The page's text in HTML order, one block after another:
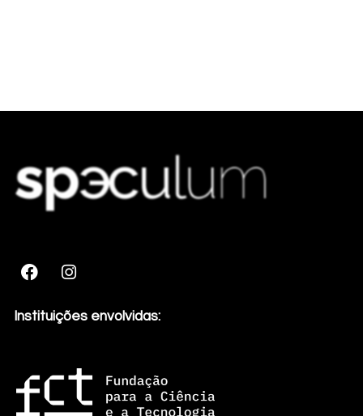
Instituições envolvidas: